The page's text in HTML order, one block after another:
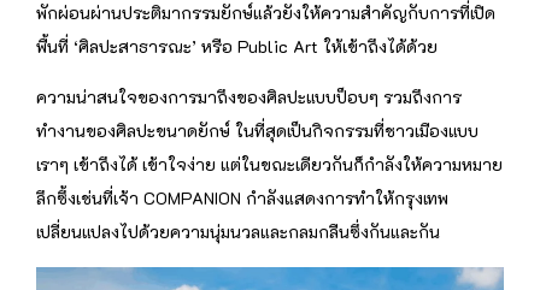
พักผ่อนผ่านประติมากรรมยักษ์แล้วยังให้ความสำคัญกับการที่เปิด
พื้นที่ ‘ศิลปะสาธารณะ’ หรือ Public Art ให้เข้าถึงได้ด้วย
ความน่าสนใจของการมาถึงของศิลปะแบบป็อบๆ รวมถึงการ
ทำงานของศิลปะขนาดยักษ์ ในที่สุดเป็นกิจกรรมที่ชาวเมืองแบบ
เราๆ เข้าถึงได้ เข้าใจง่าย แต่ในขณะเดียวกันก็กำลังให้ความหมาย
ลึกซึ้งเช่นที่เจ้า COMPANION กำลังแสดงการทำให้กรุงเทพ
เปลี่ยนแปลงไปด้วยความนุ่มนวลและกลมกลืนซึ่งกันและกัน